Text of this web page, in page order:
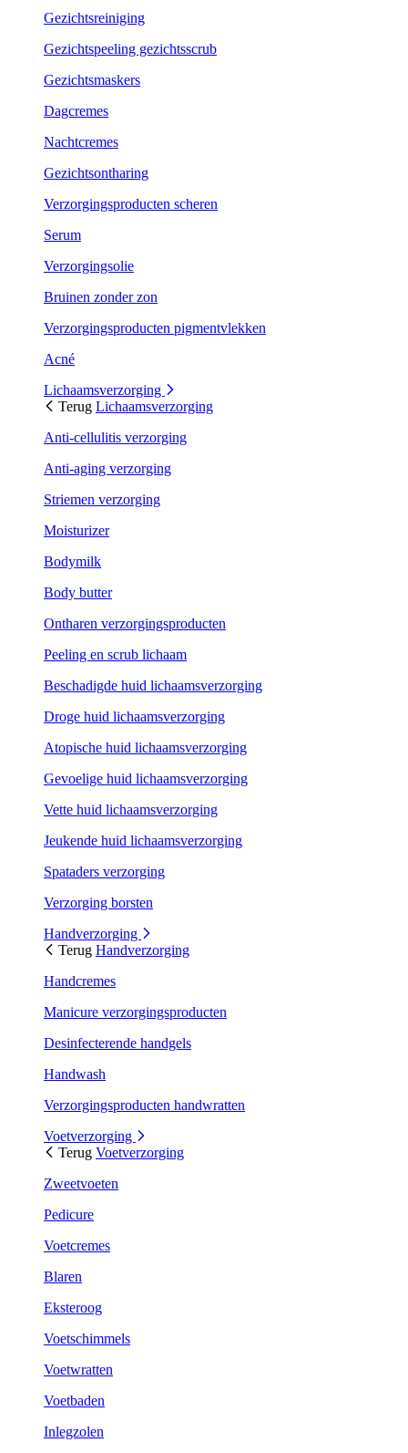
Gezichtsreiniging
Gezichtspeeling gezichtsscrub
Gezichtsmaskers
Dagcremes
Nachtcremes
Gezichtsontharing
Verzorgingsproducten scheren
Serum
Verzorgingsolie
Bruinen zonder zon
Verzorgingsproducten pigmentvlekken
Acné
Lichaamsverzorging
Terug Lichaamsverzorging
Anti-cellulitis verzorging
Anti-aging verzorging
Striemen verzorging
Moisturizer
Bodymilk
Body butter
Ontharen verzorgingsproducten
Peeling en scrub lichaam
Beschadigde huid lichaamsverzorging
Droge huid lichaamsverzorging
Atopische huid lichaamsverzorging
Gevoelige huid lichaamsverzorging
Vette huid lichaamsverzorging
Jeukende huid lichaamsverzorging
Spataders verzorging
Verzorging borsten
Handverzorging
Terug Handverzorging
Handcremes
Manicure verzorgingsproducten
Desinfecterende handgels
Handwash
Verzorgingsproducten handwratten
Voetverzorging
Terug Voetverzorging
Zweetvoeten
Pedicure
Voetcremes
Blaren
Eksteroog
Voetschimmels
Voetwratten
Voetbaden
Inlegzolen